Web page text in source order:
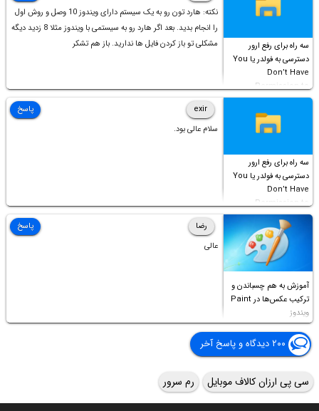
سه راه برای رفع ارور
دسترسی به فولدر یا You
Don’t Have
Permission to
Access this folder
نکته: هارد تون رو به یک سیستم دارای ویندوز 10 وصل و روش اول
را انجام بدید. بعد اگر هارد رو به سیستمی با ویندوز مثلا 8 زدید دیگه
مشکلی تو باز کردن فایل ها ندارید. باز هم تشکر
سه راه برای رفع ارور
دسترسی به فولدر یا You
Don’t Have
Permission to
Access this folder
exir
سلام عالی بود.
پاسخ
آموزش به هم چسباندن و
ترکیب عکس‌ها در Paint
ویندوز
رضا
عالی
پاسخ
۲۰۰ دیدگاه و پاسخ آخر
سی پی ارزان کالاف موبایل رم سرور